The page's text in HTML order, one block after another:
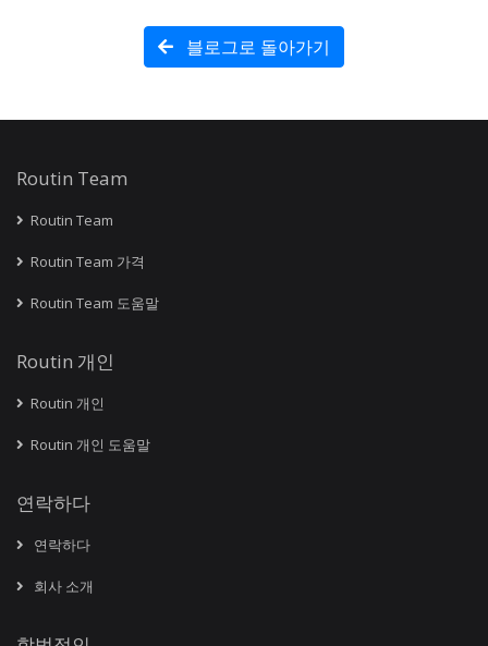
블로그로 돌아가기
Routin Team
Routin Team
Routin Team 가격
Routin Team 도움말
Routin 개인
Routin 개인
Routin 개인 도움말
연락하다
연락하다
회사 소개